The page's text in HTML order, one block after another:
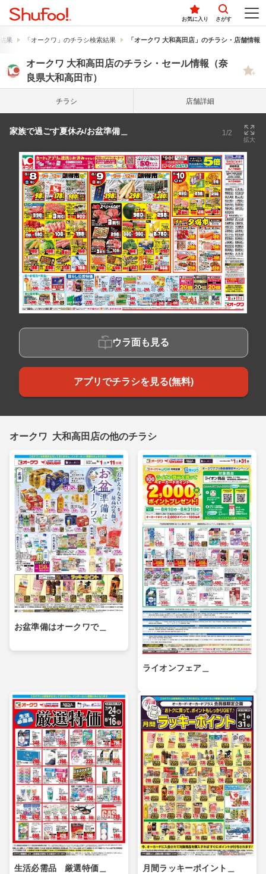
お気に入り さがす
果 「オークワ」のチラシ検索結果 「オークワ 大和高田店」のチラシ・店舗情報
オークワ 大和高田店のチラシ・セール情報（奈
良県大和高田市）
チラシ 店舗詳細
家族で過ごす夏休み/お盆準備＿ 1/2
拡大
ウラ面も見る
アプリでチラシを見る(無料)
オークワ 大和高田店の他のチラシ
お盆準備はオークワで＿
ライオンフェア＿
生活必需品 厳選特価＿ 月間ラッキーポイント＿